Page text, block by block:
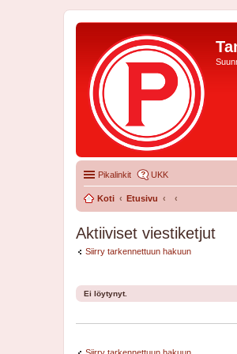
Pikalinkit UKK
Koti Etusivu
Aktiiviset viestiketjut
Siirry tarkennettuun hakuun
Ei löytynyt.
Siirry tarkennettuun hakuun